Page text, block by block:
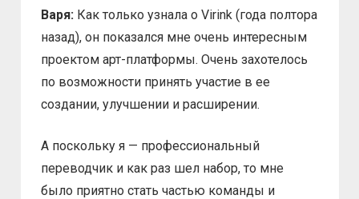
Варя: Как только узнала о Virink (года полтора
назад), он показался мне очень интересным
проектом арт-платформы. Очень захотелось
по возможности принять участие в ее
создании, улучшении и расширении.
А поскольку я — профессиональный
переводчик и как раз шел набор, то мне
было приятно стать частью команды и